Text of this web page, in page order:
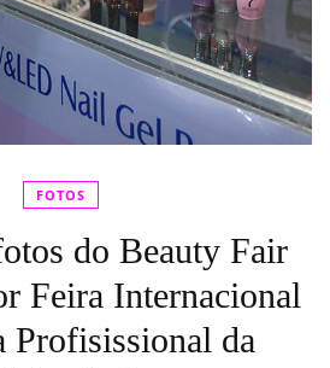
FOTOS
do Beauty Fair
Feira Internacional
Profisissional da